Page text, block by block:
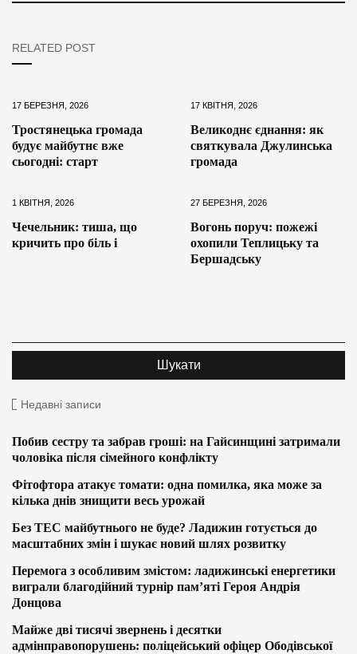
RELATED POST
17 БЕРЕЗНЯ, 2026
Тростянецька громада
будує майбутнє вже
сьогодні: старт
17 КВІТНЯ, 2026
Великоднє єднання: як
святкувала Джулинська
громада
1 КВІТНЯ, 2026
Чечельник: тиша, що
кричить про біль і
27 БЕРЕЗНЯ, 2026
Вогонь поруч: пожежі
охопили Теплицьку та
Бершадську
Недавні записи
Побив сестру та забрав гроші: на Гайсинщині затримали
чоловіка після сімейного конфлікту
Фітофтора атакує томати: одна помилка, яка може за
кілька днів знищити весь урожай
Без ТЕС майбутнього не буде? Ладижин готується до
масштабних змін і шукає новий шлях розвитку
Перемога з особливим змістом: ладижинські енергетики
виграли благодійний турнір пам’яті Героя Андрія
Донцова
Майже дві тисячі звернень і десятки
адмінправопорушень: поліцейський офіцер Ободівської